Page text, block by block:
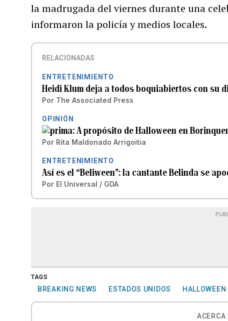
la madrugada del viernes durante una
informaron la policía y medios locales.
RELACIONADAS
ENTRETENIMIENTO
Heidi Klum deja a todos boquiabiertos con su
Por The Associated Press
OPINIÓN
A propósito de Halloween en
Por Rita Maldonado Arrigoitia
ENTRETENIMIENTO
Así es el “Beliween”: la cantante Belinda se
Por El Universal / GDA
TAGS
BREAKING NEWS ESTADOS UNIDOS HALLOWEEN
ACERCA